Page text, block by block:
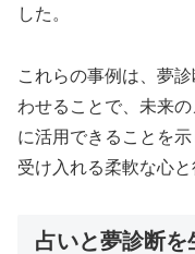
した。
これらの事例は、夢
わせることで、未来
に活用できることを
受け入れる柔軟な心と
占いと夢診断を